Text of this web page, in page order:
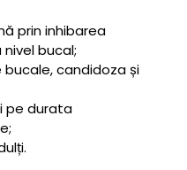
prin inhibarea
bucal;
candidoza și
pe durata